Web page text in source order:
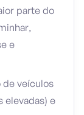
parte do
e
de veículos
elevadas) e